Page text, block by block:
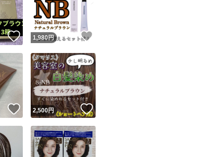
いいね！
1,980円
いいね！
2,500円 いいね！